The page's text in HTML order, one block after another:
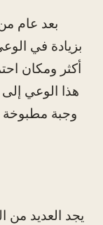
بعد عام
بزيادة في
أكثر ومكان
هذا الوعي إلى
وجبة مطبوخة
يجد العديد من